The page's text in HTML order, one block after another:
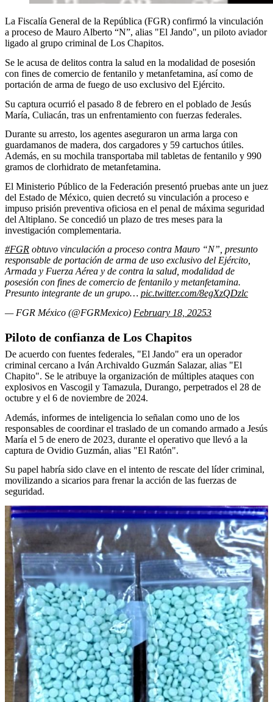
La Fiscalía General de la República (FGR) confirmó la vinculación
a proceso de Mauro Alberto “N”, alias "El Jando", un piloto aviador
ligado al grupo criminal de Los Chapitos.
Se le acusa de delitos contra la salud en la modalidad de posesión
con fines de comercio de fentanilo y metanfetamina, así como de
portación de arma de fuego de uso exclusivo del Ejército.
Su captura ocurrió el pasado 8 de febrero en el poblado de Jesús
María, Culiacán, tras un enfrentamiento con fuerzas federales.
Durante su arresto, los agentes aseguraron un arma larga con
guardamanos de madera, dos cargadores y 59 cartuchos útiles.
Además, en su mochila transportaba mil tabletas de fentanilo y 990
gramos de clorhidrato de metanfetamina.
El Ministerio Público de la Federación presentó pruebas ante un juez
del Estado de México, quien decretó su vinculación a proceso e
impuso prisión preventiva oficiosa en el penal de máxima seguridad
del Altiplano. Se concedió un plazo de tres meses para la
investigación complementaria.
#FGR obtuvo vinculación a proceso contra Mauro “N”, presunto
responsable de portación de arma de uso exclusivo del Ejército,
Armada y Fuerza Aérea y de contra la salud, modalidad de
posesión con fines de comercio de fentanilo y metanfetamina.
Presunto integrante de un grupo… pic.twitter.com/8egXzQDzlc
— FGR México (@FGRMexico) February 18, 20253
Piloto de confianza de Los Chapitos
De acuerdo con fuentes federales, "El Jando" era un operador
criminal cercano a Iván Archivaldo Guzmán Salazar, alias "El
Chapito". Se le atribuye la organización de múltiples ataques con
explosivos en Vascogil y Tamazula, Durango, perpetrados el 28 de
octubre y el 6 de noviembre de 2024.
Además, informes de inteligencia lo señalan como uno de los
responsables de coordinar el traslado de un comando armado a Jesús
María el 5 de enero de 2023, durante el operativo que llevó a la
captura de Ovidio Guzmán, alias "El Ratón".
Su papel habría sido clave en el intento de rescate del líder criminal,
movilizando a sicarios para frenar la acción de las fuerzas de
seguridad.